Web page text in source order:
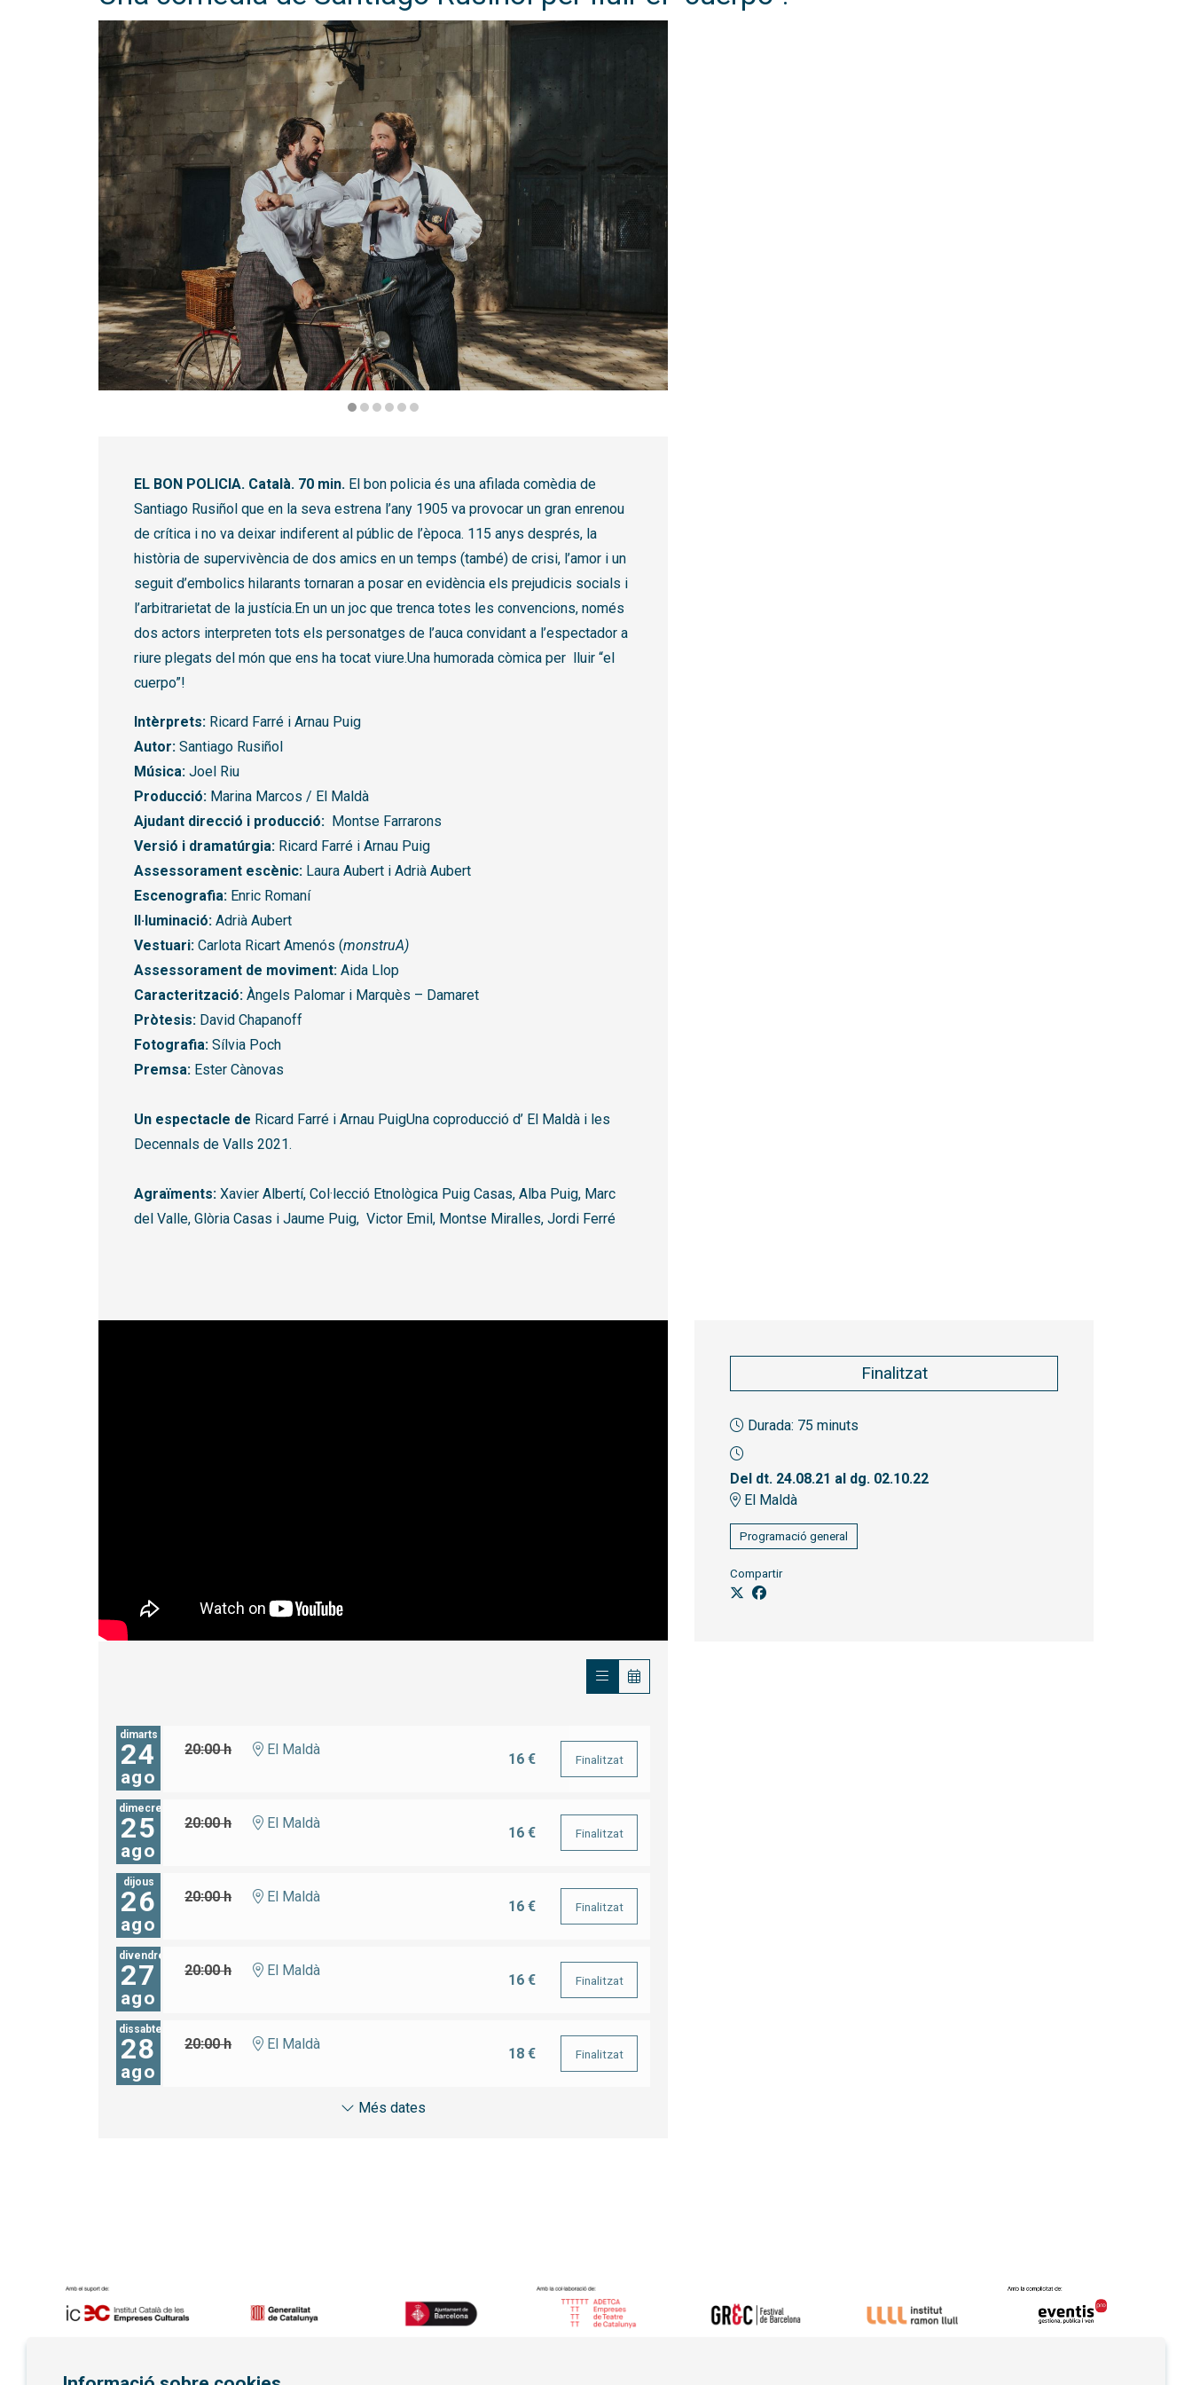
Finalitzat
Durada: 75 minuts
Del dt. 24.08.21 al dg. 02.10.22
El Maldà
Programació general
Compartir
EL BON POLICIA. Català. 70 min. El bon policia és una afilada comèdia de
Santiago Rusiñol que en la seva estrena l’any 1905 va provocar un gran enrenou
de crítica i no va deixar indiferent al públic de l’època. 115 anys després, la
història de supervivència de dos amics en un temps (també) de crisi, l’amor i un
seguit d’embolics hilarants tornaran a posar en evidència els prejudicis socials i
l’arbitrarietat de la justícia.En un un joc que trenca totes les convencions, només
dos actors interpreten tots els personatges de l’auca convidant a l’espectador a
riure plegats del món que ens ha tocat viure.Una humorada còmica per lluir “el
cuerpo”!
Intèrprets: Ricard Farré i Arnau Puig
Autor: Santiago Rusiñol
Música: Joel Riu
Producció: Marina Marcos / El Maldà
Ajudant direcció i producció: Montse Farrarons
Versió i dramatúrgia: Ricard Farré i Arnau Puig
Assessorament escènic: Laura Aubert i Adrià Aubert
Escenografia: Enric Romaní
Il·luminació: Adrià Aubert
Vestuari: Carlota Ricart Amenós (monstruA)
Assessorament de moviment: Aida Llop
Caracterització: Àngels Palomar i Marquès – Damaret
Pròtesis: David Chapanoff
Fotografia: Sílvia Poch
Premsa: Ester Cànovas
Un espectacle de Ricard Farré i Arnau PuigUna coproducció d’ El Maldà i les
Decennals de Valls 2021.
Agraïments: Xavier Albertí, Col·lecció Etnològica Puig Casas, Alba Puig, Marc
del Valle, Glòria Casas i Jaume Puig, Victor Emil, Montse Miralles, Jordi Ferré
dimarts
24
ago
20:00 h El Maldà
16 € Finalitzat
dimecres
25
ago
20:00 h El Maldà
16 € Finalitzat
dijous
26
ago
20:00 h El Maldà
16 € Finalitzat
divendres
27
ago
20:00 h El Maldà
16 € Finalitzat
dissabte
28
ago
20:00 h El Maldà
18 € Finalitzat
Més dates